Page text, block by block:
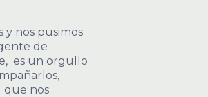
y nos pusimos
de
es un orgullo
que nos